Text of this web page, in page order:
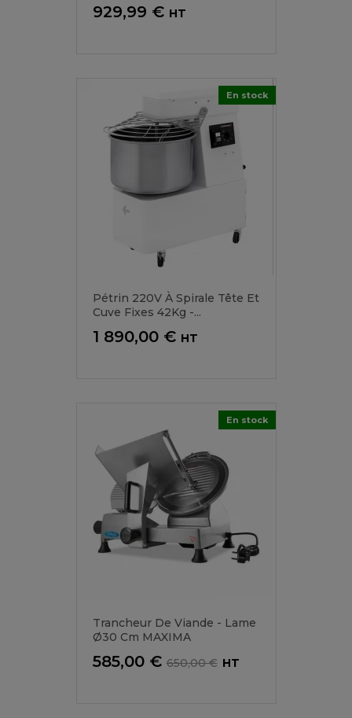
Prix
929,99 € HT
Pétrin 220V À Spirale Tête Et
Cuve Fixes 42Kg -...
Prix
1 890,00 € HT
En stock
Trancheur De Viande - Lame
Ø30 Cm MAXIMA
Prix
585,00 €Prix
650,00 € HT
En stock